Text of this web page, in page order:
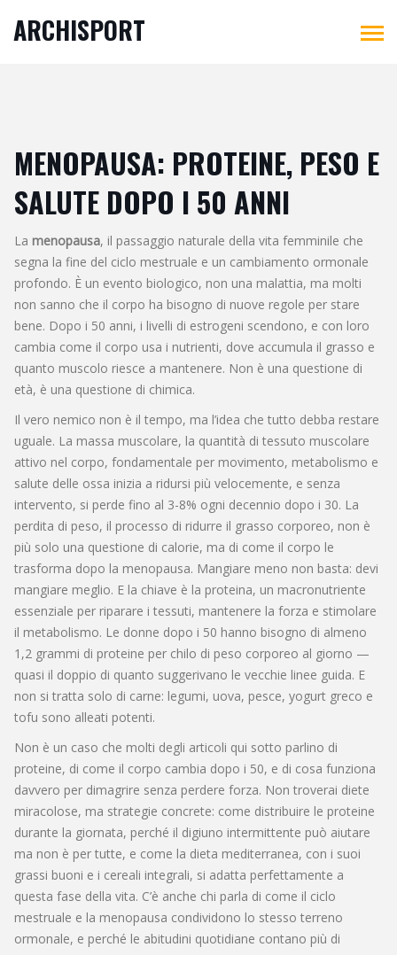
ARCHISPORT
MENOPAUSA: PROTEINE, PESO E
SALUTE DOPO I 50 ANNI
La menopausa, il passaggio naturale della vita femminile che
segna la fine del ciclo mestruale e un cambiamento ormonale
profondo. È un evento biologico, non una malattia, ma molti
non sanno che il corpo ha bisogno di nuove regole per stare
bene. Dopo i 50 anni, i livelli di estrogeni scendono, e con loro
cambia come il corpo usa i nutrienti, dove accumula il grasso e
quanto muscolo riesce a mantenere. Non è una questione di
età, è una questione di chimica.
Il vero nemico non è il tempo, ma l’idea che tutto debba restare
uguale. La massa muscolare, la quantità di tessuto muscolare
attivo nel corpo, fondamentale per movimento, metabolismo e
salute delle ossa inizia a ridursi più velocemente, e senza
intervento, si perde fino al 3-8% ogni decennio dopo i 30. La
perdita di peso, il processo di ridurre il grasso corporeo, non è
più solo una questione di calorie, ma di come il corpo le
trasforma dopo la menopausa. Mangiare meno non basta: devi
mangiare meglio. E la chiave è la proteina, un macronutriente
essenziale per riparare i tessuti, mantenere la forza e stimolare
il metabolismo. Le donne dopo i 50 hanno bisogno di almeno
1,2 grammi di proteine per chilo di peso corporeo al giorno —
quasi il doppio di quanto suggerivano le vecchie linee guida. E
non si tratta solo di carne: legumi, uova, pesce, yogurt greco e
tofu sono alleati potenti.
Non è un caso che molti degli articoli qui sotto parlino di
proteine, di come il corpo cambia dopo i 50, e di cosa funziona
davvero per dimagrire senza perdere forza. Non troverai diete
miracolose, ma strategie concrete: come distribuire le proteine
durante la giornata, perché il digiuno intermittente può aiutare
ma non è per tutte, e come la dieta mediterranea, con i suoi
grassi buoni e i cereali integrali, si adatta perfettamente a
questa fase della vita. C’è anche chi parla di come il ciclo
mestruale e la menopausa condividono lo stesso terreno
ormonale, e perché le abitudini quotidiane contano più di